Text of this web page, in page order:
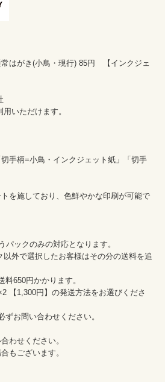
はがき(小鳥・現行) 85円　【インクジェ
用いただけます。
手柄=小鳥・インクジェット紙」「切手
を施しており、色鮮やかな印刷が可能で
パックのみの対応となります。
料650円かかります。
【1,300円】の発送方法をお選びくださ
ずお問い合わせください。
わせください。
もございます。